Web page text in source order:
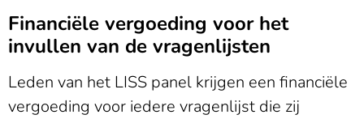
Financiële vergoeding voor het
invullen van de vragenlijsten
Leden van het LISS panel krijgen een financiële
vergoeding voor iedere vragenlijst die zij